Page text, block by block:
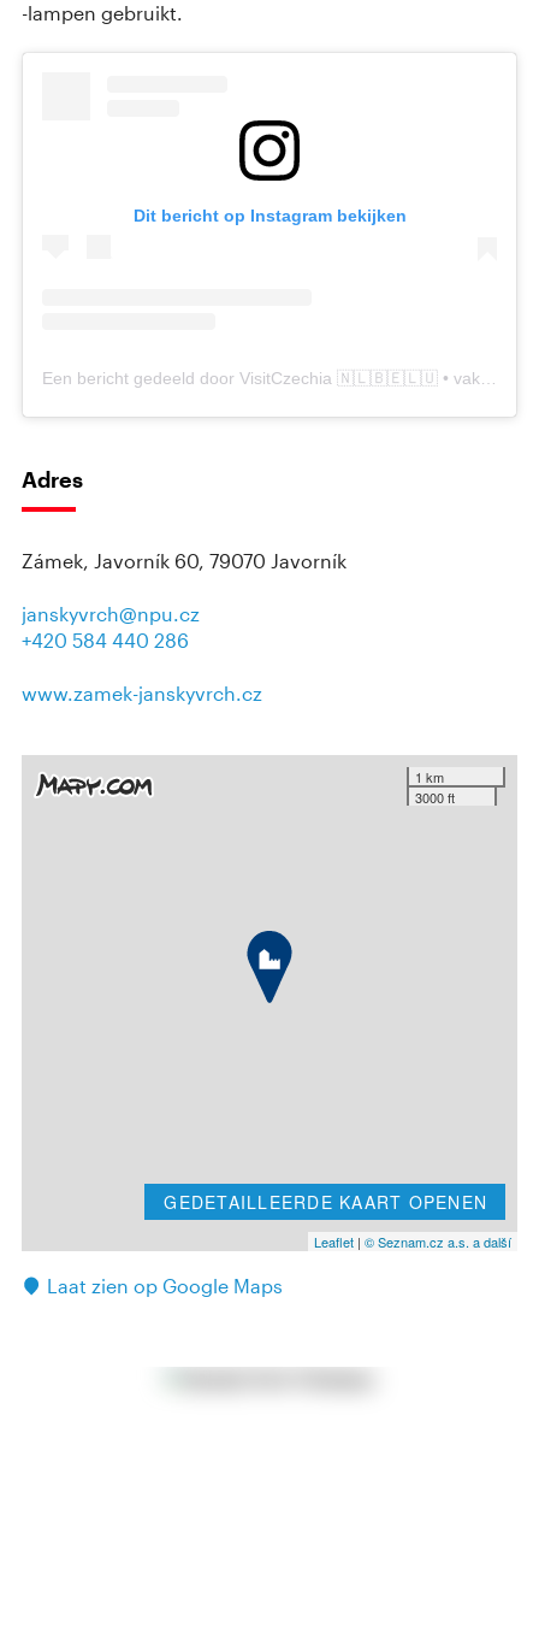
-lampen gebruikt.
Dit bericht op Instagram bekijken
Adres
Zámek, Javorník 60, 79070 Javorník
janskyvrch@npu.cz
+420 584 440 286
www.zamek-janskyvrch.cz
1 km
3000 ft
GEDETAILLEERDE KAART OPENEN
Leaflet | © Seznam.cz a.s. a další
Laat zien op Google Maps